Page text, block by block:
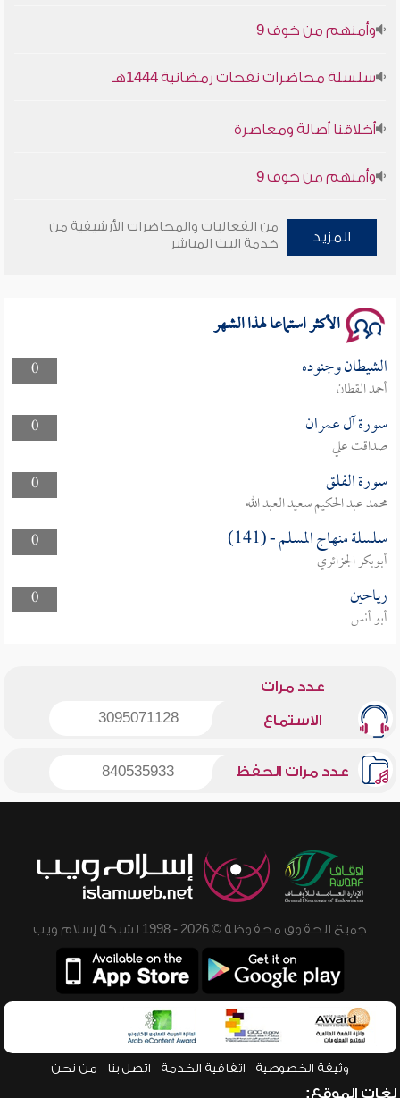
المزيد
من الفعاليات والمحاضرات الأرشيفية من
خدمة البث المباشر
الأكثر استماعا لهذا الشهر
0 الشيطان وجنوده
أحمد القطان
0
سورة آل عمران
صداقت علي
0
سورة الفلق
محمد عبد الحكيم سعيد العبد الله
0
سلسلة منهاج المسلم - (141)
أبوبكر الجزائري
0
رياحين
أبو أنس
عدد مرات
الاستماع 3095071128
عدد مرات الحفظ 840535933
جميع الحقوق محفوظة © 2026 - 1998 لشبكة إسلام ويب
وثيقة الخصوصية اتفاقية الخدمة اتصل بنا من نحن
لغات الموقع: